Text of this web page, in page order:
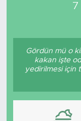
Gördün mü o
kakan işte
yedirilmesi için
Tüm
Haber Arşivi